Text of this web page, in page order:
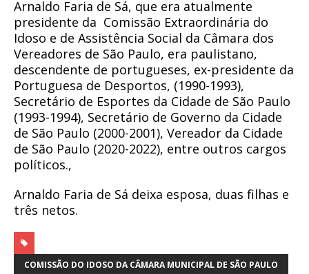
Arnaldo Faria de Sá, que era atualmente
presidente da Comissão Extraordinária do
Idoso e de Assistência Social da Câmara dos
Vereadores de São Paulo, era paulistano,
descendente de portugueses, ex-presidente da
Portuguesa de Desportos, (1990-1993),
Secretário de Esportes da Cidade de São Paulo
(1993-1994), Secretário de Governo da Cidade
de São Paulo (2000-2001), Vereador da Cidade
de São Paulo (2020-2022), entre outros cargos
políticos.,
Arnaldo Faria de Sá deixa esposa, duas filhas e
três netos.
COMISSÃO DO IDOSO DA CÂMARA MUNICIPAL DE SÃO PAULO